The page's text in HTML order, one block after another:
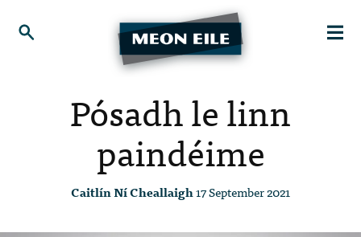
Pósadh le linn
paindéime
Caitlín Ní Cheallaigh17 September 2021